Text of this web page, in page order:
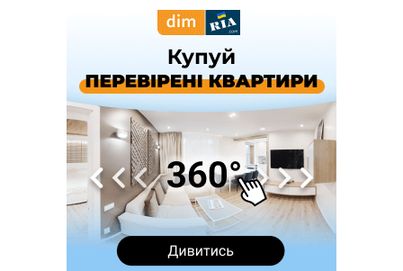
Вчора у Франківську, Коломиї, Долині та Яремче
зафіксували рекордну спеку
У Надвірній п'яна жінка побила малолітнього хлопчика: суд
призначив штраф і 30 тисяч компенсації
У басейні Дністра встановилася гідрологічна посуха - рівні
води наблизилися до найнижчих показників
У Бурштині поблизу АЗС сталася масова бійка, поліція
з'ясовує обставини
ФОП із Житомира після купівлі права вимоги за 120
тисяч позивається до Франківська на понад 20 млн грн
У горах біля Осмолоди за допомогою БПЛА розшукали
двох жінок, які заблукали під час збирання ягід